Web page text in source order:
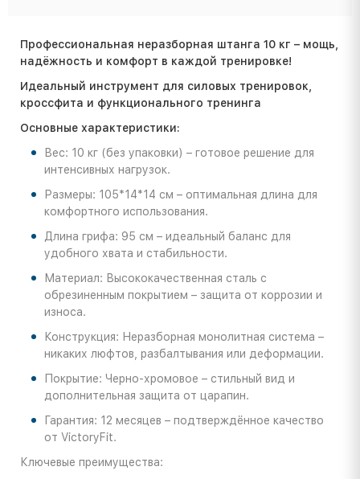
Профессиональная неразборная штанга 10 кг – мощь,
надёжность и комфорт в каждой тренировке!
Идеальный инструмент для силовых тренировок,
кроссфита и функционального тренинга
Основные характеристики:
Вес: 10 кг (без упаковки) – готовое решение для
интенсивных нагрузок.
Размеры: 105*14*14 см – оптимальная длина для
комфортного использования.
Длина грифа: 95 см – идеальный баланс для
удобного хвата и стабильности.
Материал: Высококачественная сталь с
обрезиненным покрытием – защита от коррозии и
износа.
Конструкция: Неразборная монолитная система –
никаких люфтов, разбалтывания или деформации.
Покрытие: Черно-хромовое – стильный вид и
дополнительная защита от царапин.
Гарантия: 12 месяцев – подтверждённое качество
от VictoryFit.
Ключевые преимущества: